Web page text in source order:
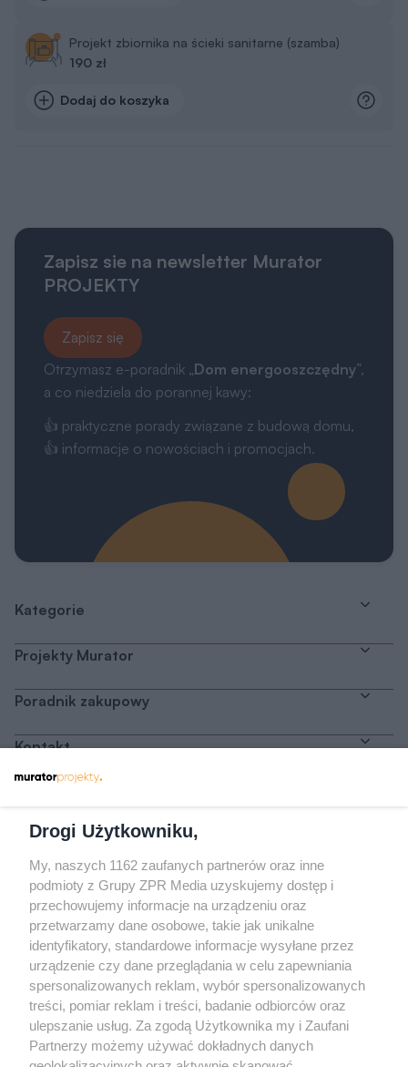
Projekt zbiornika na ścieki sanitarne (szamba)
190 zł
Dodaj do koszyka
Zapisz sie na newsletter Murator
PROJEKTY
Zapisz się
Otrzymasz e-poradnik „Dom energooszczędny”,
a co niedziela do porannej kawy:
👍 praktyczne porady związane z budową domu,
👍 informacje o nowościach i promocjach.
Kategorie
Projekty Murator
Poradnik zakupowy
Kontakt
Odwiedź grupę na Facebooku
Gdybym budował drugi raz - mądry Polak
przed budową
Forum Muratora
Drogi Użytkowniku,
My, naszych 1162 zaufanych partnerów oraz inne
podmioty z Grupy ZPR Media uzyskujemy dostęp i
przechowujemy informacje na urządzeniu oraz
przetwarzamy dane osobowe, takie jak unikalne
identyfikatory, standardowe informacje wysyłane przez
urządzenie czy dane przeglądania w celu zapewniania
spersonalizowanych reklam, wybór spersonalizowanych
treści, pomiar reklam i treści, badanie odbiorców oraz
ulepszanie usług. Za zgodą Użytkownika my i Zaufani
Partnerzy możemy używać dokładnych danych